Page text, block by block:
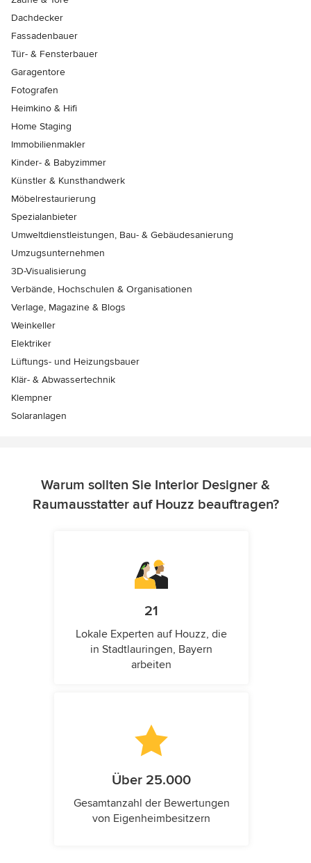
Dachdecker
Fassadenbauer
Tür- & Fensterbauer
Garagentore
Fotografen
Heimkino & Hifi
Home Staging
Immobilienmakler
Kinder- & Babyzimmer
Künstler & Kunsthandwerk
Möbelrestaurierung
Spezialanbieter
Umweltdienstleistungen, Bau- & Gebäudesanierung
Umzugsunternehmen
3D-Visualisierung
Verbände, Hochschulen & Organisationen
Verlage, Magazine & Blogs
Weinkeller
Elektriker
Lüftungs- und Heizungsbauer
Klär- & Abwassertechnik
Klempner
Solaranlagen
Warum sollten Sie Interior Designer &
Raumausstatter auf Houzz beauftragen?
21
Lokale Experten auf Houzz, die
in Stadtlauringen, Bayern
arbeiten
Über 25.000
Gesamtanzahl der Bewertungen
von Eigenheimbesitzern